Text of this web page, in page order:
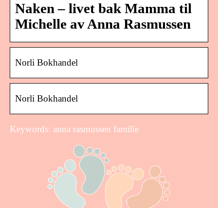
Naken – livet bak Mamma til
Michelle av Anna Rasmussen
Norli Bokhandel
Norli Bokhandel
Keywords: anna rasmussen familie